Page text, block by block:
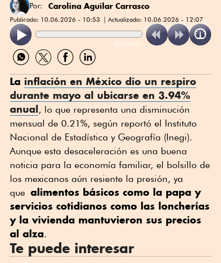
Por: Carolina Aguilar Carrasco
Publicado: 10.06.2026 - 10:53 Actualizado: 10.06.2026 - 12:07
ReadSpeaker
Compartir
por
Compartir
por
Compartir
por
Compartir
por
La inflación en México dio un respiro
durante mayo al ubicarse en 3.94%
anual, lo que representa una disminución
mensual de 0.21%, según reportó el Instituto
Nacional de Estadística y Geografía (Inegi).
Aunque esta desaceleración es una buena
noticia para la economía familiar, el bolsillo de
los mexicanos aún resiente la presión, ya
que alimentos básicos como la papa y
servicios cotidianos como las loncherías
y la vivienda mantuvieron sus precios
al alza.
Te puede interesar